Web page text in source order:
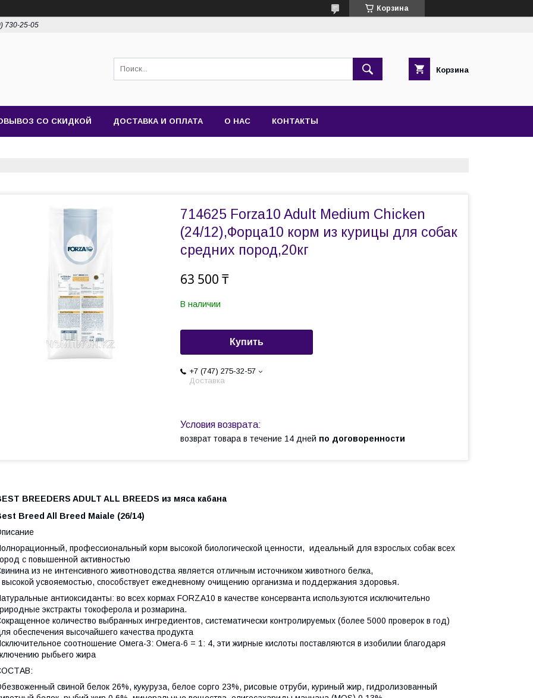
Корзина
730-25-05
Корзина
СО СКИДКОЙ ДОСТАВКА И ОПЛАТА О НАС КОНТАКТЫ
714625 Forza10 Adult Medium Chicken
(24/12),Форца10 корм из курицы для собак
средних пород,20кг
63 500 ₸
В наличии
Купить
+7 (747) 275-32-57
Доставка
возврат товара в течение 14 дней по договоренности
BREEDERS ADULT ALL BREEDS из мяса кабана
Breed All Breed Maiale (26/14)
профессиональный корм высокой биологической ценности, идеальный для взрослых собак всех
с повышенной активностью
из не интенсивного животноводства является отличным источником животного белка,
высокой усвояемостью, способствует ежедневному очищению организма и поддержания здоровья.
антиоксиданты: во всех кормах FORZA10 в качестве консерванта используются исключительно
экстракты токоферола и розмарина.
количество выбранных ингредиентов, систематически контролируемых (более 5000 проверок в год)
обеспечения высочайшего качества продукта
соотношение Омега-3: Омега-6 = 1: 4, эти жирные кислоты поставляются в изобилии благодаря
рыбьего жира
свиной белок 26%, кукуруза, белое сорго 23%, рисовые отруби, куриный жир, гидролизованный